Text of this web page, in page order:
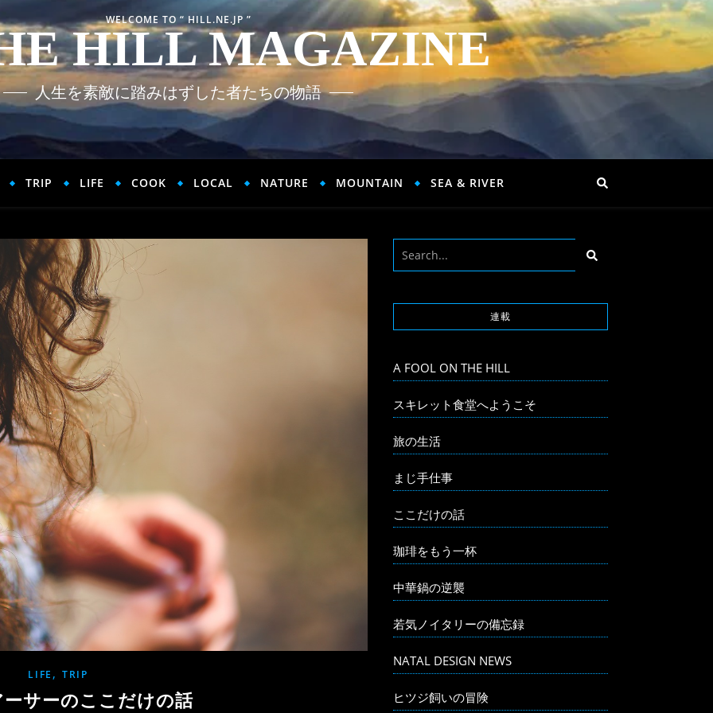
WELCOME TO “ HILL.NE.JP ”
HILL MAGAZINE
人生を素敵に踏みはずした者たちの物語
TRIP LIFE COOK LOCAL NATURE MOUNTAIN SEA & RIVER
LIFE , TRIP
サーのここだけの話
連載
A FOOL ON THE HILL
スキレット食堂へようこそ
旅の生活
まじ手仕事
ここだけの話
珈琲をもう一杯
中華鍋の逆襲
若気ノイタリーの備忘録
NATAL DESIGN NEWS
ヒツジ飼いの冒険